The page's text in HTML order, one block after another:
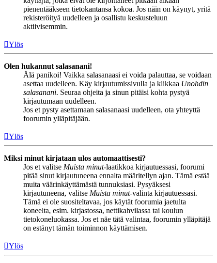
pienentääkseen tietokantansa kokoa. Jos näin on käynyt, yritä
rekisteröityä uudelleen ja osallistu keskusteluun
aktiivisemmin.
Ylös
Olen hukannut salasanani!
Älä panikoi! Vaikka salasanaasi ei voida palauttaa, se voidaan
asettaa uudelleen. Käy kirjautumissivulla ja klikkaa Unohdin
salasanani. Seuraa ohjeita ja sinun pitäisi kohta pystyä
kirjautumaan uudelleen.
Jos et pysty asettamaan salasanaasi uudelleen, ota yhteyttä
foorumin ylläpitäjään.
Ylös
Miksi minut kirjataan ulos automaattisesti?
Jos et valitse Muista minut-laatikkoa kirjautuessasi, foorumi
pitää sinut kirjautuneena ennalta määritellyn ajan. Tämä estää
muita väärinkäyttämästä tunnuksiasi. Pysyäksesi
kirjautuneena, valitse Muista minut-valinta kirjautuessasi.
Tämä ei ole suositeltavaa, jos käytät foorumia jaetulta
koneelta, esim. kirjastossa, nettikahvilassa tai koulun
tietokoneluokassa. Jos et näe tätä valintaa, foorumin ylläpitäjä
on estänyt tämän toiminnon käyttämisen.
Ylös